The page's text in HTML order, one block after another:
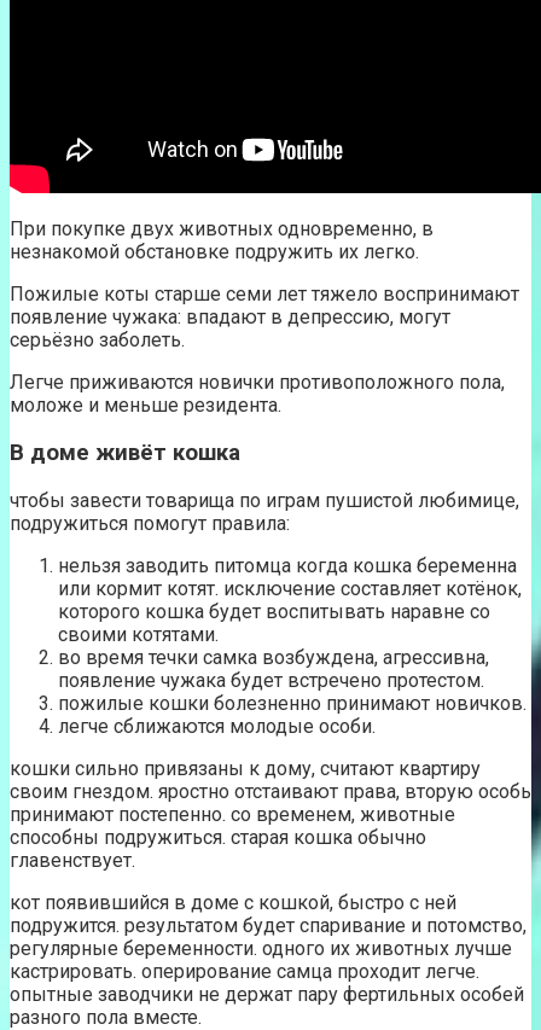
При покупке двух животных одновременно, в
незнакомой обстановке подружить их легко.
Пожилые коты старше семи лет тяжело воспринимают
появление чужака: впадают в депрессию, могут
серьёзно заболеть.
Легче приживаются новички противоположного пола,
моложе и меньше резидента.
В доме живёт кошка
чтобы завести товарища по играм пушистой любимице,
подружиться помогут правила:
нельзя заводить питомца когда кошка беременна
или кормит котят. исключение составляет котёнок,
которого кошка будет воспитывать наравне со
своими котятами.
во время течки самка возбуждена, агрессивна,
появление чужака будет встречено протестом.
пожилые кошки болезненно принимают новичков.
легче сближаются молодые особи.
кошки сильно привязаны к дому, считают квартиру
своим гнездом. яростно отстаивают права, вторую особь
принимают постепенно. со временем, животные
способны подружиться. старая кошка обычно
главенствует.
кот появившийся в доме с кошкой, быстро с ней
подружится. результатом будет спаривание и потомство,
регулярные беременности. одного их животных лучше
кастрировать. оперирование самца проходит легче.
опытные заводчики не держат пару фертильных особей
разного пола вместе.